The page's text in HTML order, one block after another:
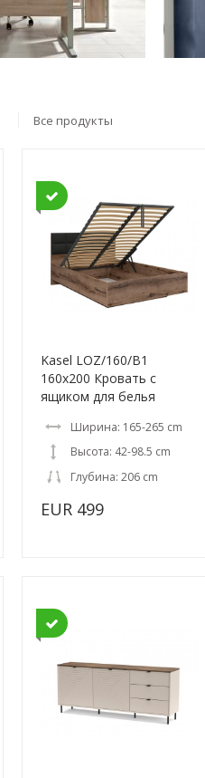
Все продукты
Kasel LOZ/160/B1
160x200 Кровать с
ящиком для белья
Ширина: 165-265 cm
Высота: 42-98.5 cm
Глубина: 206 cm
EUR 499